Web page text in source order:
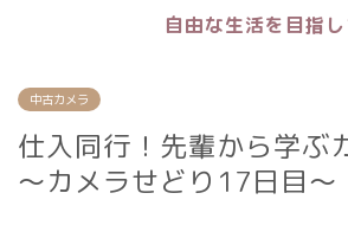
自由な生活を目指し
中古カメラ
仕入同行！先輩から学ぶ
～カメラせどり17日目～